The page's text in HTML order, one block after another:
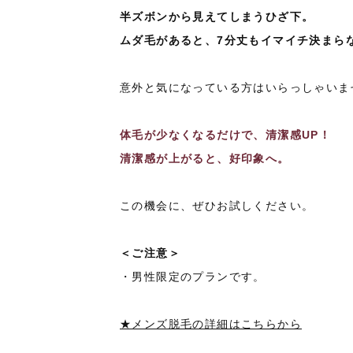
半ズボンから見えてしまうひざ下。
ムダ毛があると、7分丈もイマイチ決まら
意外と気になっている方はいらっしゃいま
体毛が少なくなるだけで、清潔感UP！
清潔感が上がると、好印象へ。
この機会に、ぜひお試しください。
＜ご注意＞
・男性限定のプランです。
★メンズ脱毛の詳細はこちらから